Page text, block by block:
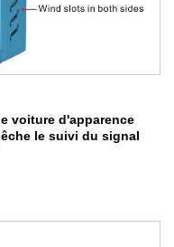
voiture d'apparence
le suivi du signal